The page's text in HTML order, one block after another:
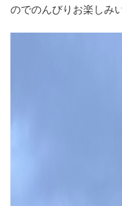
のでのんびりお楽しみ